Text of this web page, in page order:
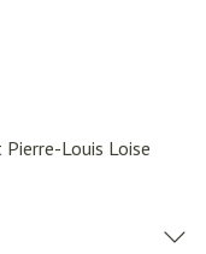
Louis Loise